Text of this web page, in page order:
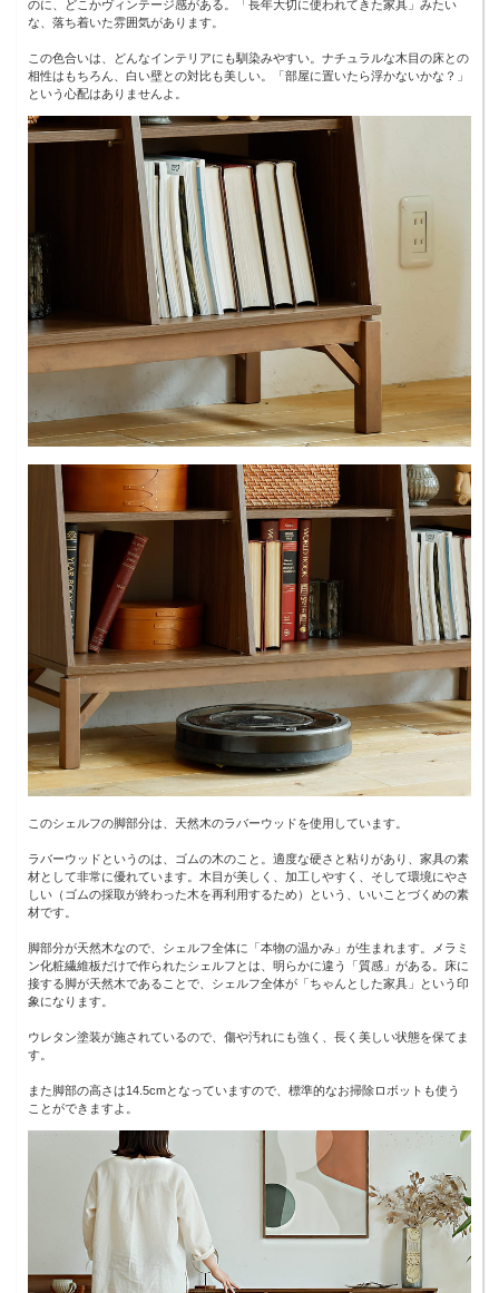
のに、どこかヴィンテージ感がある。「長年大切に使われてきた家具」みたい
な、落ち着いた雰囲気があります。
この色合いは、どんなインテリアにも馴染みやすい。ナチュラルな木目の床との
相性はもちろん、白い壁との対比も美しい。「部屋に置いたら浮かないかな？」
という心配はありませんよ。
このシェルフの脚部分は、天然木のラバーウッドを使用しています。
ラバーウッドというのは、ゴムの木のこと。適度な硬さと粘りがあり、家具の素
材として非常に優れています。木目が美しく、加工しやすく、そして環境にやさ
しい（ゴムの採取が終わった木を再利用するため）という、いいことづくめの素
材です。
脚部分が天然木なので、シェルフ全体に「本物の温かみ」が生まれます。メラミ
ン化粧繊維板だけで作られたシェルフとは、明らかに違う「質感」がある。床に
接する脚が天然木であることで、シェルフ全体が「ちゃんとした家具」という印
象になります。
ウレタン塗装が施されているので、傷や汚れにも強く、長く美しい状態を保てま
す。
また脚部の高さは14.5cmとなっていますので、標準的なお掃除ロボットも使う
ことができますよ。